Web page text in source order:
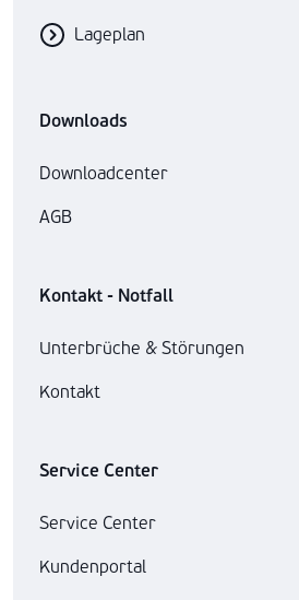
Lageplan
Downloads
Downloadcenter
AGB
Kontakt - Notfall
Unterbrüche & Störungen
Kontakt
Service Center
Service Center
Kundenportal